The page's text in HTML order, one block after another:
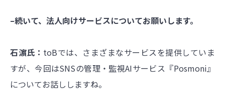
–続いて、法人向けサービスについてお願いします。
石濵氏： toBでは、さまざまなサービスを提供していま
すが、今回はSNSの管理・監視AIサービス『Posmoni』
についてお話ししますね。